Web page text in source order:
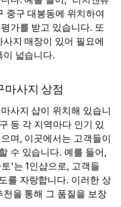
중구 대봉동에 위치하여
가를 받고 있습니다. 또
지 매장이 있어 필요에
이 넓습니다.
마사지 상점
사지 샵이 위치해 있습니
등 각 지역마다 인기 있
며, 이곳에서는 고객들이
수 있습니다. 예를 들어,
'는 1인샵으로, 고객들
를 자랑합니다. 이러한 상
을 통해 그 품질을 보장